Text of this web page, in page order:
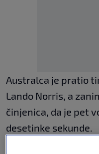
Australca je pratio
Lando Norris, a
činjenica, da je pet
desetinke sekunde.